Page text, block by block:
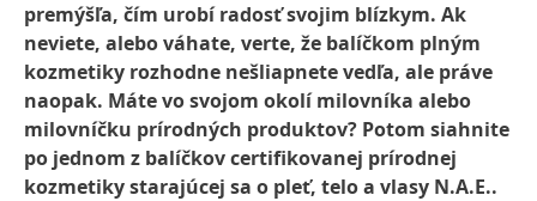
premýšľa, čím urobí radosť svojim blízkym. Ak
neviete, alebo váhate, verte, že balíčkom plným
kozmetiky rozhodne nešliapnete vedľa, ale práve
naopak. Máte vo svojom okolí milovníka alebo
milovníčku prírodných produktov? Potom siahnite
po jednom z balíčkov certifikovanej prírodnej
kozmetiky starajúcej sa o pleť, telo a vlasy N.A.E..